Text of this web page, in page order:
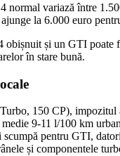
variază între
la 6.000 euro
și un GTI poate
în stare bună.
150 CP), impozitul
9-11 l/100 km
scumpă pentru GTI,
și componentele